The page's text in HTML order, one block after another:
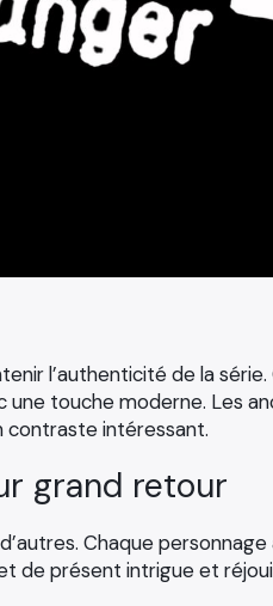
l’authenticité de la série.
touche moderne. Les
contraste intéressant.
grand retour
Chaque
de présent intrigue et